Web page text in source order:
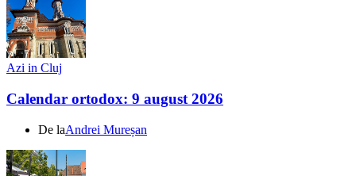
Azi in Cluj
Calendar ortodox: 9 august 2026
De laAndrei Mureșan